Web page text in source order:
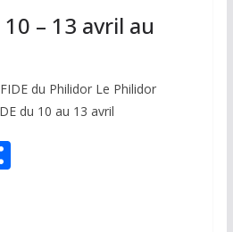
– 13 avril au
du Philidor Le Philidor
du 10 au 13 avril
P